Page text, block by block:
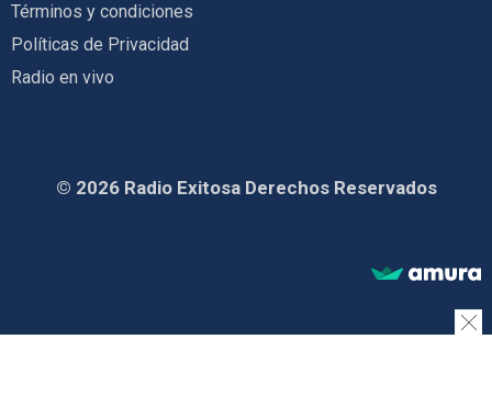
Términos y condiciones
Políticas de Privacidad
Radio en vivo
© 2026 Radio Exitosa Derechos Reservados